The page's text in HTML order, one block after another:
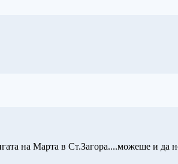
на Марта в Ст.Загора....можеше и